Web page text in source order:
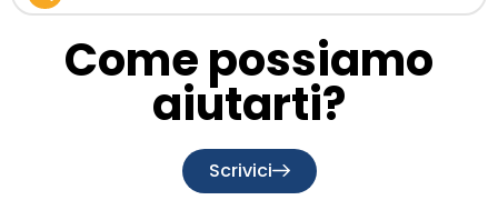
Come possiamo
aiutarti?
Scrivici